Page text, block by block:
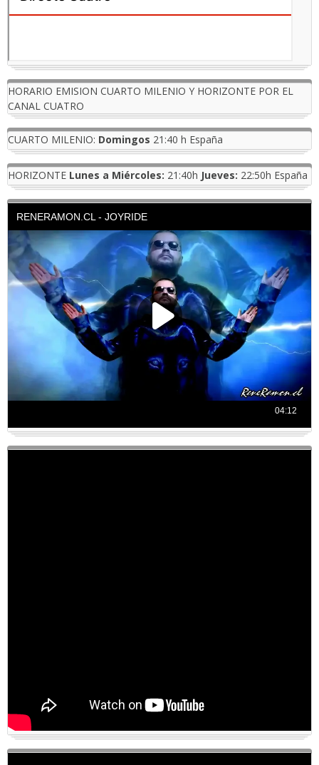
HORARIO EMISION CUARTO MILENIO Y HORIZONTE POR EL
CANAL CUATRO
CUARTO MILENIO: Domingos 21:40 h España
HORIZONTE Lunes a Miércoles: 21:40h Jueves: 22:50h España